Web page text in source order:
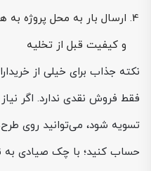
ارسال بار به محل پروژه به
و کیفیت قبل از تخلیه
نکته جذاب برای خیلی از
فقط فروش نقدی ندارد. اگر
تسویه شود، می‌توانید روی
حساب کنید؛ با چک صیادی به